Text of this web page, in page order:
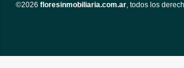
©2026 floresinmobiliaria.com.ar, todos los